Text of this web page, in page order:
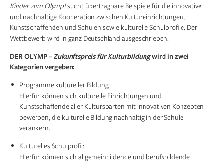
Kinder zum Olymp!sucht übertragbare Beispiele für die innovative
und nachhaltige Kooperation zwischen Kultureinrichtungen,
Kunstschaffenden und Schulen sowie kulturelle Schulprofile. Der
Wettbewerb wird in ganz Deutschland ausgeschrieben.
DER OLYMP –Zukunftspreis für Kulturbildungwird in zwei
Kategorienvergeben:
Programme kultureller Bildung:
Hierfür können sich kulturelle Einrichtungen und
Kunstschaffende aller Kultursparten mit innovativen Konzepten
bewerben, die kulturelle Bildung nachhaltig in der Schule
verankern.
Kulturelles Schulprofil:
Hierfür können sich allgemeinbildende und berufsbildende